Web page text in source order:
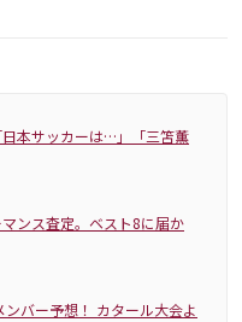
本サッカーは…」「三笘薫
ンス査定。ベスト8に届か
バー予想！ カタール大会よ